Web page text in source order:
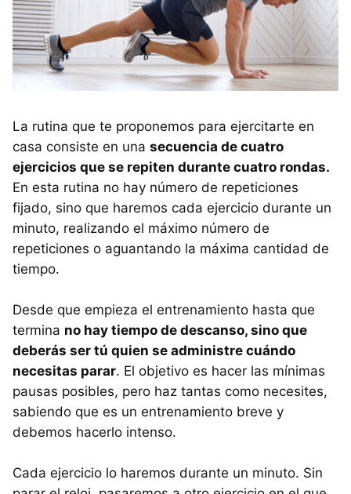
La rutina que te proponemos para ejercitarte en
casa consiste en una secuencia de cuatro
ejercicios que se repiten durante cuatro rondas.
En esta rutina no hay número de repeticiones
fijado, sino que haremos cada ejercicio durante un
minuto, realizando el máximo número de
repeticiones o aguantando la máxima cantidad de
tiempo.
Desde que empieza el entrenamiento hasta que
termina no hay tiempo de descanso, sino que
deberás ser tú quien se administre cuándo
necesitas parar. El objetivo es hacer las mínimas
pausas posibles, pero haz tantas como necesites,
sabiendo que es un entrenamiento breve y
debemos hacerlo intenso.
Cada ejercicio lo haremos durante un minuto. Sin